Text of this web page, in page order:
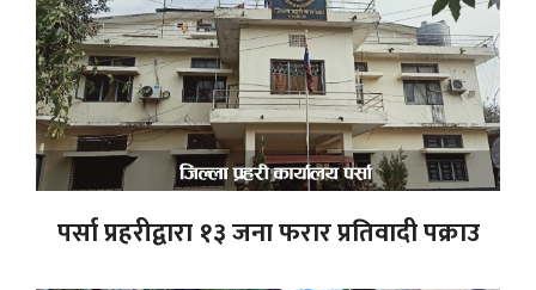
पर्सा प्रहरीद्वारा १३ जना फरार प्रतिवादी पक्राउ